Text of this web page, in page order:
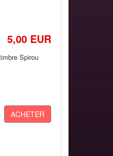
5,00 EUR
Spirou
ACHETER